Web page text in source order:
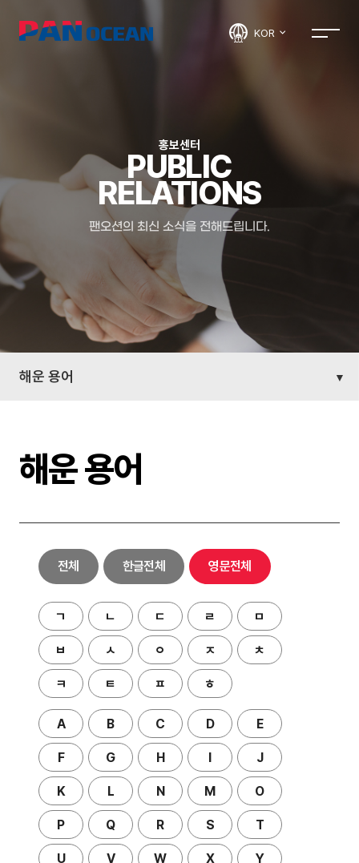
KOR
홍보센터
PUBLIC
RELATIONS
팬오션의 최신 소식을 전해드립니다.
해운 용어
해운 용어
전체 한글전체 영문전체
ㄱ ㄴ ㄷ ㄹ ㅁ
ㅂ ㅅ ㅇ ㅈ ㅊ
ㅋ ㅌ ㅍ ㅎ
A B C D E
F G H I J
K L N M O
P Q R S T
U V W X Y